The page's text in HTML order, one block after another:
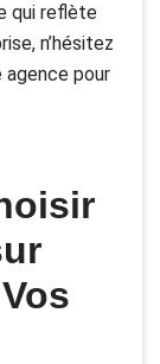
qui reflète
n’hésitez
agence pour